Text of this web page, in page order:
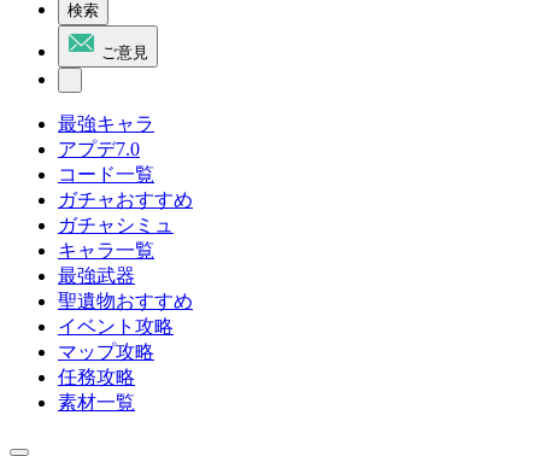
検索
ご意見
最強キャラ
アプデ7.0
コード一覧
ガチャおすすめ
ガチャシミュ
キャラ一覧
最強武器
聖遺物おすすめ
イベント攻略
マップ攻略
任務攻略
素材一覧